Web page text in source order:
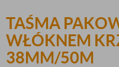
TAŚMA
WŁÓKNEM
38MM/50M